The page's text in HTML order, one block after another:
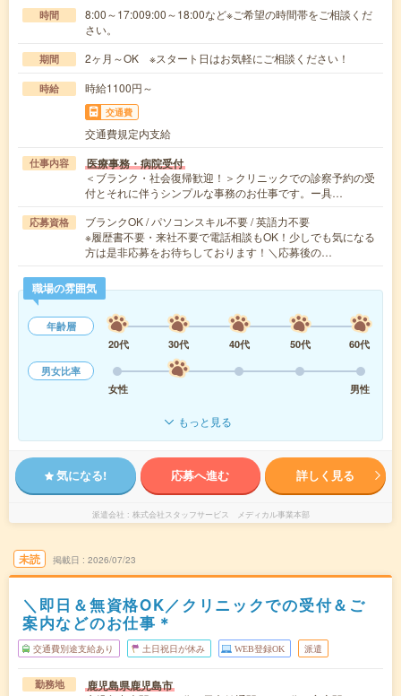
時間
8:00～17:009:00～18:00など※ご希望の時間帯をご相談くだ
さい。
期間 2ヶ月～OK ※スタート日はお気軽にご相談ください！
時給 時給1100円～
交通費
交通費規定内支給
仕事内容 医療事務・病院受付
＜ブランク・社会復帰歓迎！＞クリニックでの診察予約の受
付とそれに伴うシンプルな事務のお仕事です。ー具…
応募資格
ブランクOK / パソコンスキル不要 / 英語力不要
※履歴書不要・来社不要で電話相談もOK！少しでも気になる
方は是非応募をお待ちしております！＼応募後の…
職場の雰囲気
年齢層
20代
30代 40代 50代
60代
男女比率
女性
男性
もっと見る
気になる! 応募へ進む 詳しく見る
派遣会社 株式会社スタッフサービス メディカル事業本部
未読 掲載日 2026/07/23
＼即日＆無資格OK／クリニックでの受付＆ご
案内などのお仕事＊
交通費別途支給あり 土日祝日が休み WEB登録OK 派遣
勤務地 鹿児島県鹿児島市